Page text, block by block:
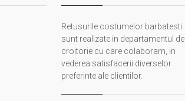
Retusurile costumelor barbatesti
sunt realizate in departamentul de
croitorie cu care colaboram, in
vederea satisfacerii diverselor
preferinte ale clientilor.